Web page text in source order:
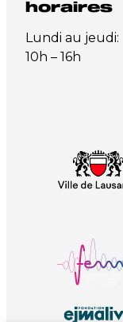
horaires
Lundi au jeudi:
10h – 16h